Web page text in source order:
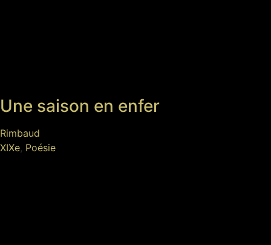
Une saison en enfer
Rimbaud
XIXe, Poésie